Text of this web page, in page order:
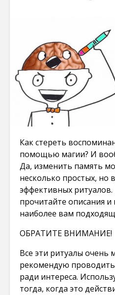
Как стереть
помощью магии? И
Да, изменить память
несколько простых, но
эффективных
прочитайте описания
наиболее вам
ОБРАТИТЕ ВНИМАНИЕ!
Все эти ритуалы
рекомендую
ради интереса.
тогда, когда это